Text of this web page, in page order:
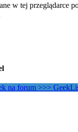
w tej przeglądarce
na forum >>>